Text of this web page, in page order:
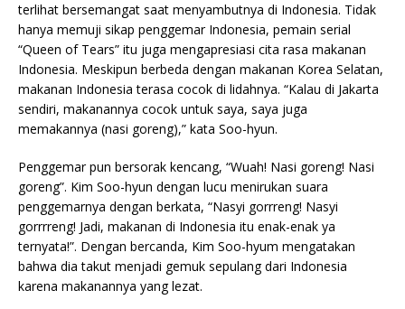
terlihat bersemangat saat menyambutnya di Indonesia. Tidak
hanya memuji sikap penggemar Indonesia, pemain serial
“Queen of Tears” itu juga mengapresiasi cita rasa makanan
Indonesia. Meskipun berbeda dengan makanan Korea Selatan,
makanan Indonesia terasa cocok di lidahnya. “Kalau di Jakarta
sendiri, makanannya cocok untuk saya, saya juga
memakannya (nasi goreng),” kata Soo-hyun.
Penggemar pun bersorak kencang, “Wuah! Nasi goreng! Nasi
goreng”. Kim Soo-hyun dengan lucu menirukan suara
penggemarnya dengan berkata, “Nasyi gorrreng! Nasyi
gorrrreng! Jadi, makanan di Indonesia itu enak-enak ya
ternyata!”. Dengan bercanda, Kim Soo-hyum mengatakan
bahwa dia takut menjadi gemuk sepulang dari Indonesia
karena makanannya yang lezat.